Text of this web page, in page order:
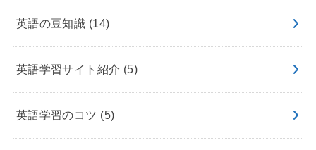
英語の豆知識 (14)
英語学習サイト紹介 (5)
英語学習のコツ (5)